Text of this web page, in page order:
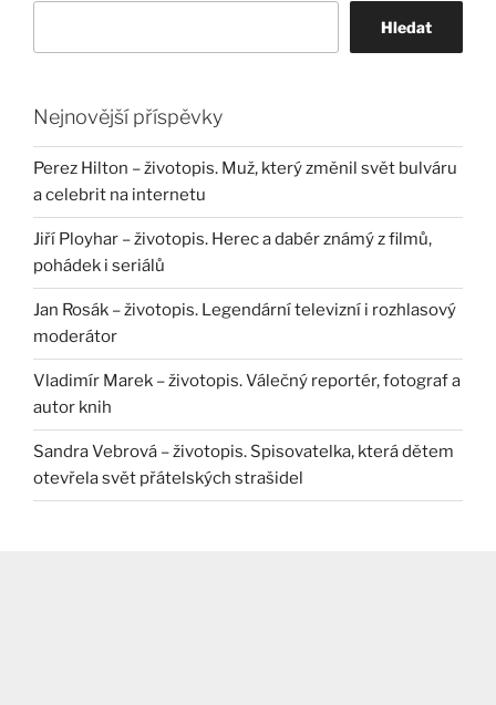
Hledat
Nejnovější příspěvky
Perez Hilton – životopis. Muž, který změnil svět bulváru
a celebrit na internetu
Jiří Ployhar – životopis. Herec a dabér známý z filmů,
pohádek i seriálů
Jan Rosák – životopis. Legendární televizní i rozhlasový
moderátor
Vladimír Marek – životopis. Válečný reportér, fotograf a
autor knih
Sandra Vebrová – životopis. Spisovatelka, která dětem
otevřela svět přátelských strašidel